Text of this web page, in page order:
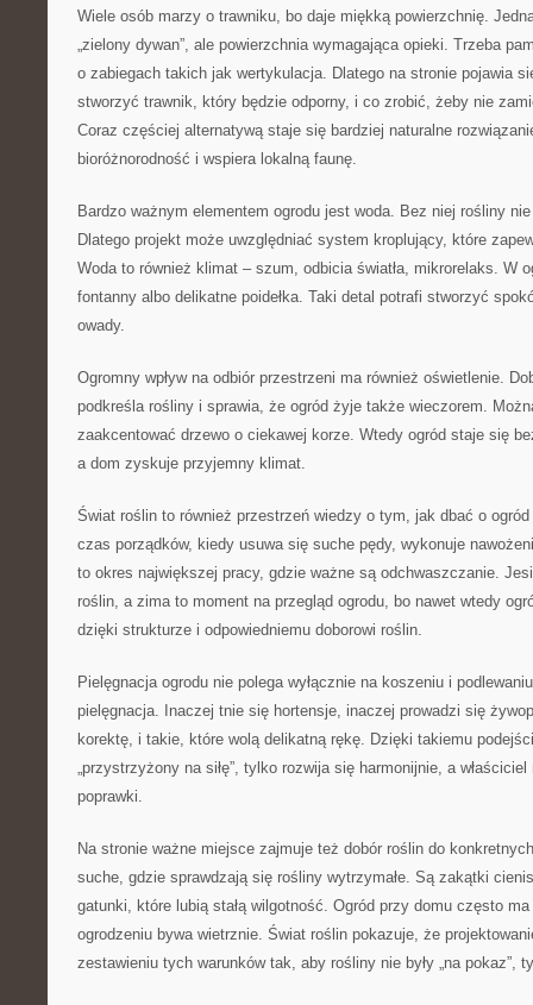
Wiele osób marzy o trawniku, bo daje miękką powierzchnię.
„zielony dywan”, ale powierzchnia wymagająca opieki. Trzeba
o zabiegach takich jak wertykulacja. Dlatego na stronie pojawia
stworzyć trawnik, który będzie odporny, i co zrobić, żeby nie
Coraz częściej alternatywą staje się bardziej naturalne
bioróżnorodność i wspiera lokalną faunę.
Bardzo ważnym elementem ogrodu jest woda. Bez niej rośliny
Dlatego projekt może uwzględniać system kroplujący, które
Woda to również klimat – szum, odbicia światła, mikrorelaks. W
fontanny albo delikatne poidełka. Taki detal potrafi stworzyć
owady.
Ogromny wpływ na odbiór przestrzeni ma również oświetlenie.
podkreśla rośliny i sprawia, że ogród żyje także wieczorem.
zaakcentować drzewo o ciekawej korze. Wtedy ogród staje się
a dom zyskuje przyjemny klimat.
Świat roślin to również przestrzeń wiedzy o tym, jak dbać o
czas porządków, kiedy usuwa się suche pędy, wykonuje
to okres największej pracy, gdzie ważne są odchwaszczanie.
roślin, a zima to moment na przegląd ogrodu, bo nawet wtedy
dzięki strukturze i odpowiedniemu doborowi roślin.
Pielęgnacja ogrodu nie polega wyłącznie na koszeniu i
pielęgnacja. Inaczej tnie się hortensje, inaczej prowadzi się
korektę, i takie, które wolą delikatną rękę. Dzięki takiemu
„przystrzyżony na siłę”, tylko rozwija się harmonijnie, a
poprawki.
Na stronie ważne miejsce zajmuje też dobór roślin do
suche, gdzie sprawdzają się rośliny wytrzymałe. Są zakątki
gatunki, które lubią stałą wilgotność. Ogród przy domu często
ogrodzeniu bywa wietrznie. Świat roślin pokazuje, że
zestawieniu tych warunków tak, aby rośliny nie były „na pokaz”,